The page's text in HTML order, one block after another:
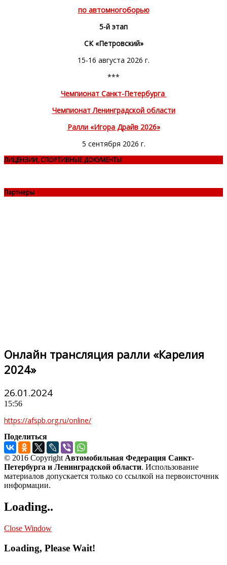
по автомногоборью
5-й этап
СК «Петровский»
15-16 августа 2026 г.
***
Чемпионат Санкт-Петербурга
Чемпионат Ленинградской области
Ралли «Игора Драйв 2026»
5 сентября 2026 г.
ЛИЦЕНЗИИ, СПОРТИВНЫЕ ДОКУМЕНТЫ
Партнеры
Онлайн трансляция ралли «Карелия
2024»
26.01.2024
15:56
https://afspb.org.ru/online/
Поделиться
© 2016 Copyright Автомобильная Федерация Санкт-
Петербурга и Ленинградской области. Использование
материалов допускается только со ссылкой на первоисточник
информации.
Loading..
Close Window
Loading, Please Wait!